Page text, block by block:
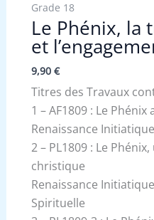
Grade 18
Le Phénix, la
et
9,90 €
Titres des Travaux
1 – AF1809 : Le Phénix
Renaissance Initiatique
2 – PL1809 : Le
christique
Renaissance
Spirituelle